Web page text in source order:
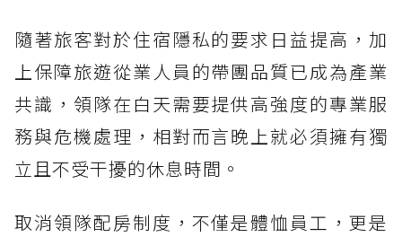
隨著旅客對於住宿隱私的要求日益提高，加
上保障旅遊從業人員的帶團品質已成為產業
共識，領隊在白天需要提供高強度的專業服
務與危機處理，相對而言晚上就必須擁有獨
立且不受干擾的休息時間。
取消領隊配房制度，不僅是體恤員工，更是